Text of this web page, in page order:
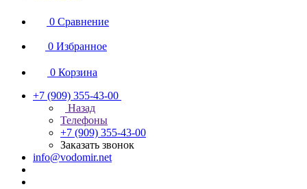
0 Сравнение
0 Избранное
0 Корзина
+7 (909) 355-43-00
Назад
Телефоны
+7 (909) 355-43-00
Заказать звонок
info@vodomir.net